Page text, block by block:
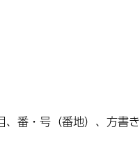
番・号（番地）、方書き